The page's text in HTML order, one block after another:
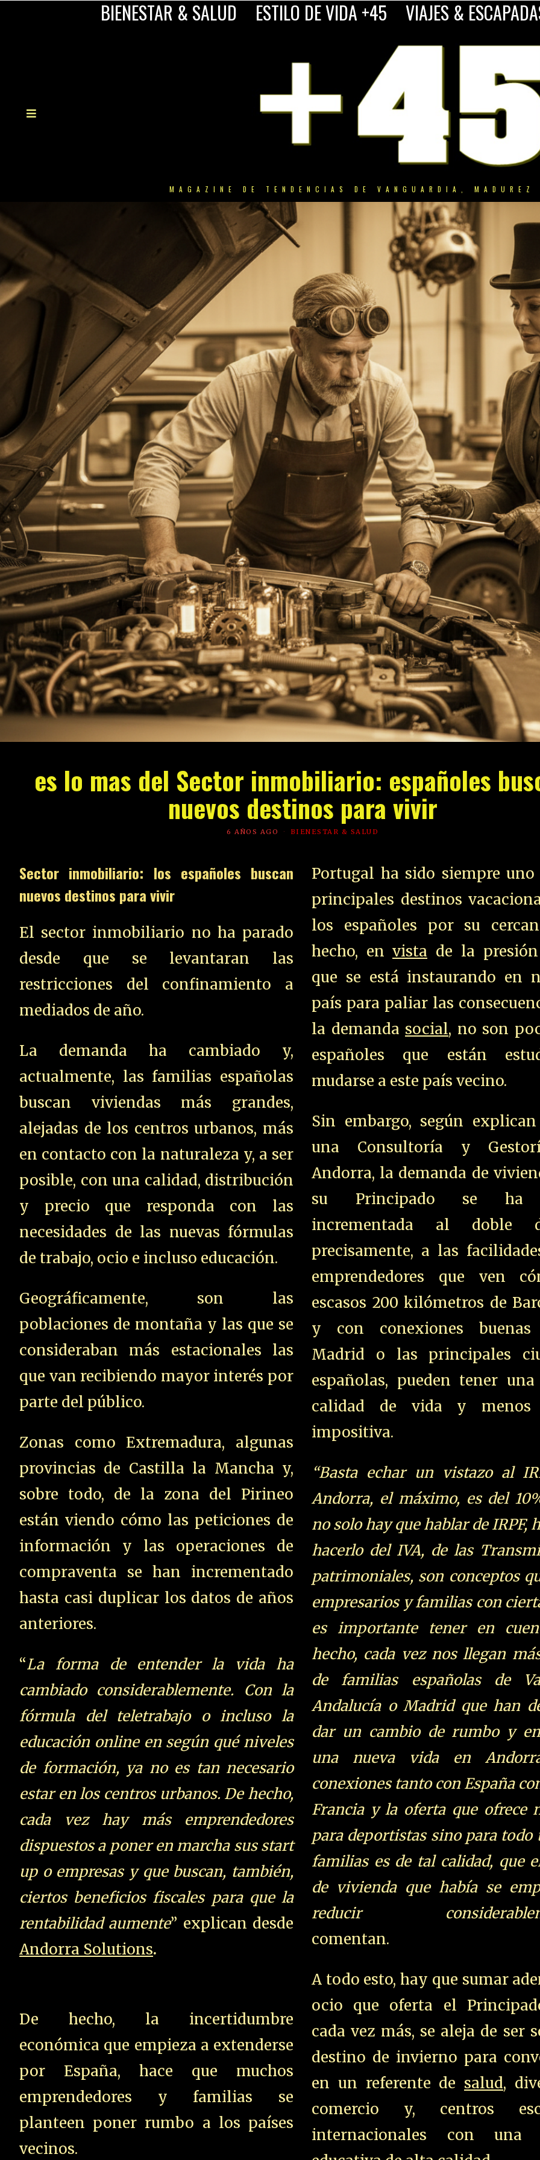
BIENESTAR & SALUD ESTILO DE VIDA +45 VIAJES &
MAGAZINE DE TENDENCIAS DE VANGUARDIA,
es lo mas del Sector inmobiliario: españoles
nuevos destinos para vivir
6 AÑOS AGO BIENESTAR & SALUD
Sector inmobiliario: los españoles buscan
nuevos destinos para vivir
El sector inmobiliario no ha parado
desde que se levantaran las
restricciones del confinamiento a
mediados de año.
La demanda ha cambiado y,
actualmente, las familias españolas
buscan viviendas más grandes,
alejadas de los centros urbanos, más
en contacto con la naturaleza y, a ser
posible, con una calidad, distribución
y precio que responda con las
necesidades de las nuevas fórmulas
de trabajo, ocio e incluso educación.
Geográficamente, son las
poblaciones de montaña y las que se
consideraban más estacionales las
que van recibiendo mayor interés por
parte del público.
Zonas como Extremadura, algunas
provincias de Castilla la Mancha y,
sobre todo, de la zona del Pirineo
están viendo cómo las peticiones de
información y las operaciones de
compraventa se han incrementado
hasta casi duplicar los datos de años
anteriores.
“La forma de entender la vida ha
cambiado considerablemente. Con la
fórmula del teletrabajo o incluso la
educación online en según qué niveles
de formación, ya no es tan necesario
estar en los centros urbanos. De hecho,
cada vez hay más emprendedores
dispuestos a poner en marcha sus start
up o empresas y que buscan, también,
ciertos beneficios fiscales para que la
rentabilidad aumente” explican desde
Andorra Solutions.
De hecho, la incertidumbre
económica que empieza a extenderse
por España, hace que muchos
emprendedores y familias se
planteen poner rumbo a los países
vecinos.
Portugal ha sido siempre uno
principales destinos
los españoles por su
hecho, en vista de la
que se está instaurando en
país para paliar las
la demanda social, no son
españoles que están
mudarse a este país vecino.
Sin embargo, según explican
una Consultoría y
Andorra, la demanda de
su Principado se ha
incrementada al doble
precisamente, a las
emprendedores que ven
escasos 200 kilómetros de
y con conexiones buenas
Madrid o las principales
españolas, pueden tener
calidad de vida y menos
impositiva.
“Basta echar un vistazo al
Andorra, el máximo, es del
no solo hay que hablar de IRPF,
hacerlo del IVA, de las
patrimoniales, son conceptos
empresarios y familias con
es importante tener en
hecho, cada vez nos llegan
de familias españolas de
Andalucía o Madrid que han
dar un cambio de rumbo y
una nueva vida en
conexiones tanto con España
Francia y la oferta que ofrece
para deportistas sino para todo
familias es de tal calidad, que
de vivienda que había se
reducir
comentan.
A todo esto, hay que sumar
ocio que oferta el
cada vez más, se aleja de ser
destino de invierno para
en un referente de salud,
comercio y, centros
internacionales con una